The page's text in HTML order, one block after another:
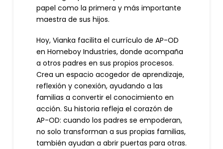
papel como la primera y más importante
maestra de sus hijos.
Hoy, Vianka facilita el currículo de AP-OD
en Homeboy Industries, donde acompaña
a otros padres en sus propios procesos.
Crea un espacio acogedor de aprendizaje,
reflexión y conexión, ayudando a las
familias a convertir el conocimiento en
acción. Su historia refleja el corazón de
AP-OD: cuando los padres se empoderan,
no solo transforman a sus propias familias,
también ayudan a abrir puertas para otras.